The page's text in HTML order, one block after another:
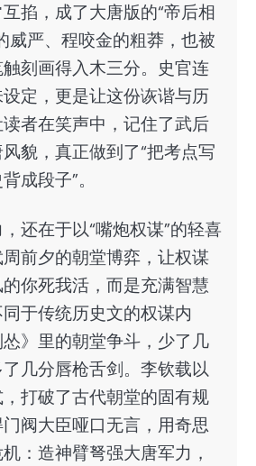
掐，成了大唐版的“帝后相
威严、程咬金的粗莽，也被
刻画得入木三分。史官连
定，更是让这份诙谐与历
者在笑声中，记住了武后
貌，真正做到了“把考点写
成段子”。
还在于以“嘴炮权谋”的轻喜
前夕的朝堂博弈，让权谋
你死我活，而是充满智慧
于传统历史文的权谋内
》里的朝堂争斗，少了几
几分唇枪舌剑。李钦载以
打破了古代朝堂的固有规
阀大臣哑口无言，用奇思
：造神臂弩强大唐军力，